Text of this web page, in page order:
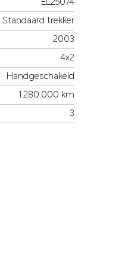
EL25074
Standaard trekker
2003
4x2
Handgeschakeld
1.280.000 km
3